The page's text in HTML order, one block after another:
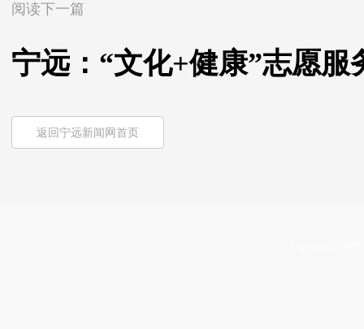
阅读下一篇
宁远：“文化+健康”志愿服
返回宁远新闻网首页